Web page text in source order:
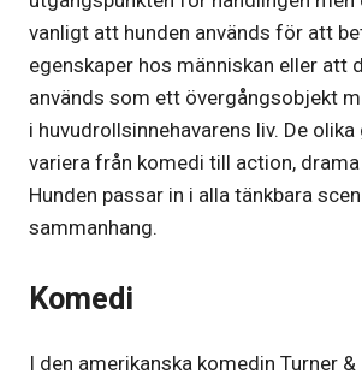
vanligt att hunden används för att
egenskaper hos människan eller att
används som ett övergångsobjekt
i huvudrollsinnehavarens liv. De olika
variera från komedi till action,
Hunden passar in i alla tänkbara
sammanhang.
Komedi
I den amerikanska komedin Turner